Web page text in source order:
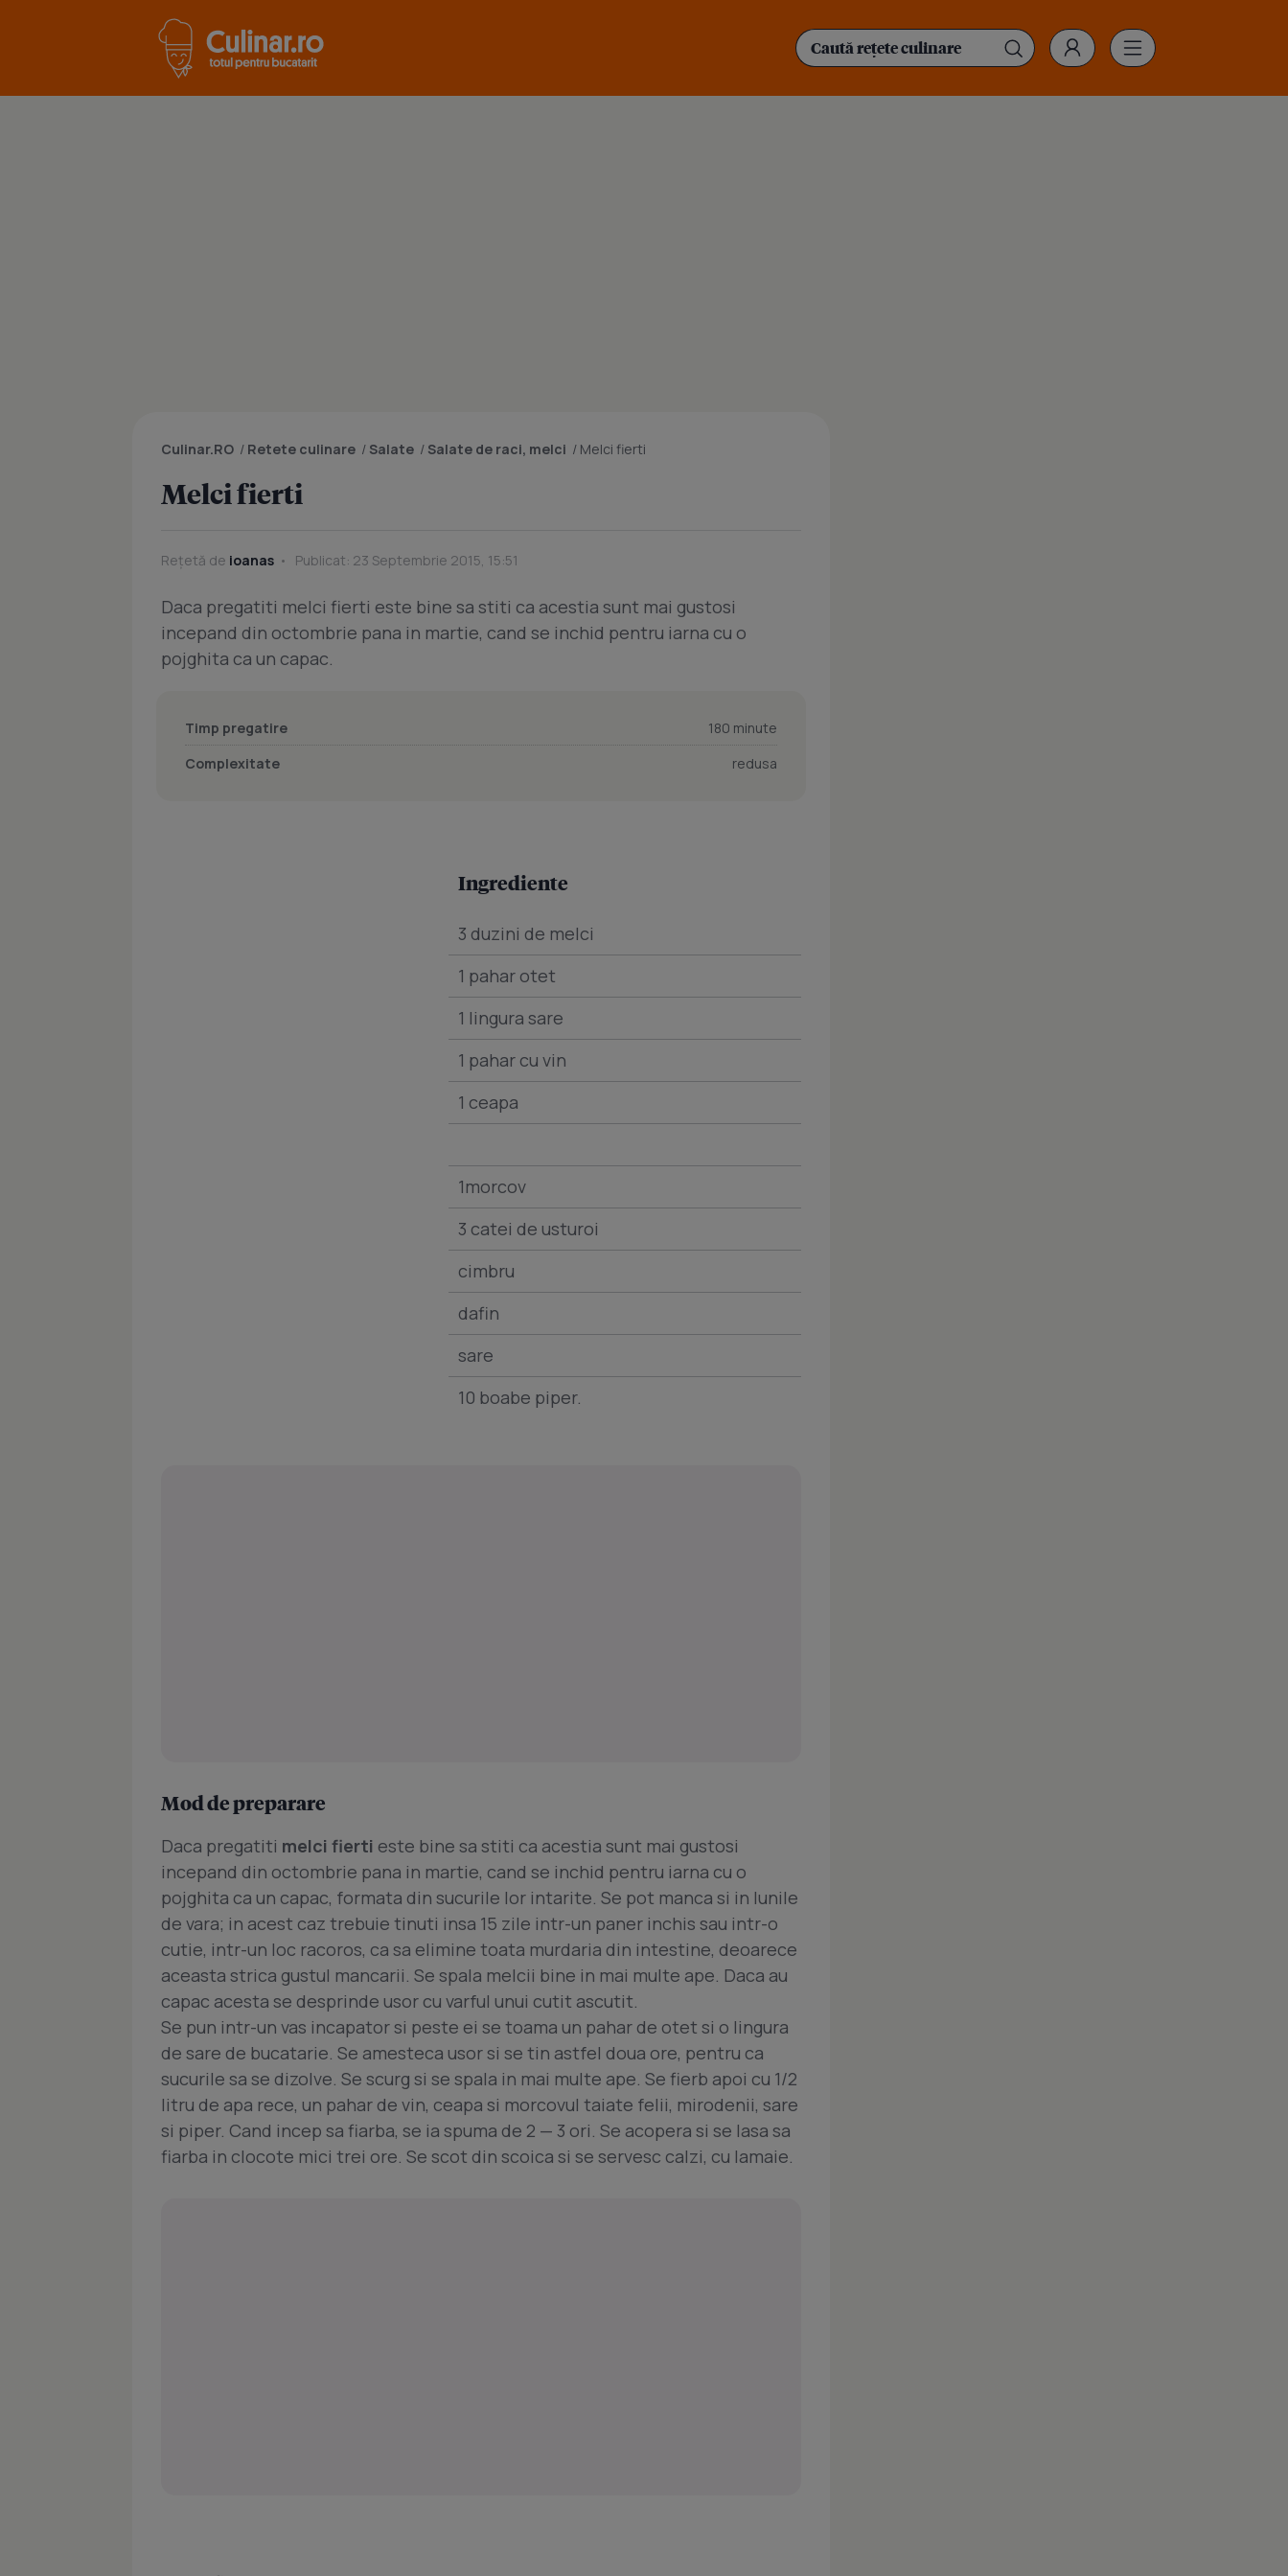
Culinar.RO / Retete culinare / Salate / Salate de raci, melci / Melci fierti
Melci fierti
Rețetă de ioanas Publicat: 23 Septembrie 2015, 15:51
Daca pregatiti melci fierti este bine sa stiti ca acestia sunt mai gustosi
incepand din octombrie pana in martie, cand se inchid pentru iarna cu o
pojghita ca un capac.
Timp pregatire
180 minute
Complexitate
redusa
Ingrediente
3 duzini de melci
1 pahar otet
1 lingura sare
1 pahar cu vin
1 ceapa
1morcov
3 catei de usturoi
cimbru
dafin
sare
10 boabe piper.
Mod de preparare
Daca pregatiti melci fierti este bine sa stiti ca acestia sunt mai gustosi
incepand din octombrie pana in martie, cand se inchid pentru iarna cu o
pojghita ca un capac, formata din sucurile lor intarite. Se pot manca si in lunile
de vara; in acest caz trebuie tinuti insa 15 zile intr-un paner inchis sau intr-o
cutie, intr-un loc racoros, ca sa elimine toata murdaria din intestine, deoarece
aceasta strica gustul mancarii. Se spala melcii bine in mai multe ape. Daca au
capac acesta se desprinde usor cu varful unui cutit ascutit.
Se pun intr-un vas incapator si peste ei se toama un pahar de otet si o lingura
de sare de bucatarie. Se amesteca usor si se tin astfel doua ore, pentru ca
sucurile sa se dizolve. Se scurg si se spala in mai multe ape. Se fierb apoi cu 1/2
litru de apa rece, un pahar de vin, ceapa si morcovul taiate felii, mirodenii, sare
si piper. Cand incep sa fiarba, se ia spuma de 2 — 3 ori. Se acopera si se lasa sa
fiarba in clocote mici trei ore. Se scot din scoica si se servesc calzi, cu lamaie.